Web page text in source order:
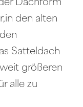
Dachform
den alten
Satteldach
größeren
alle zu